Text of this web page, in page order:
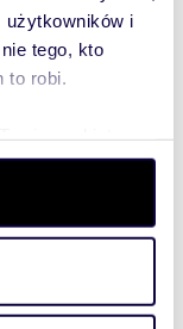
użytkowników i
tego, kto
robi.
preferencje w
cookie możesz
chwili.
treści
i
Jaremy